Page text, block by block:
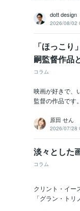
dott design
2026/08/02
「ほっこ
嗣監督作品
コラム
映画が好きで、
監督の作品です
原田 せん
2026/07/28
淡々とした
コラム
クリント・イー
「グラン・ト